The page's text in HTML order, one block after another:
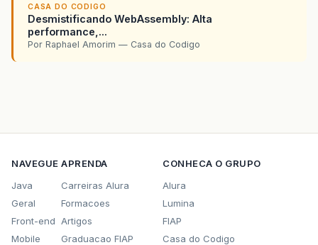
CASA DO CODIGO
Desmistificando WebAssembly: Alta
performance,...
Por Raphael Amorim — Casa do Codigo
NAVEGUE
Java
Geral
Front-end
Mobile
APRENDA
Carreiras Alura
Formacoes
Artigos
Graduacao FIAP
CONHECA O GRUPO
Alura
Lumina
FIAP
Casa do Codigo